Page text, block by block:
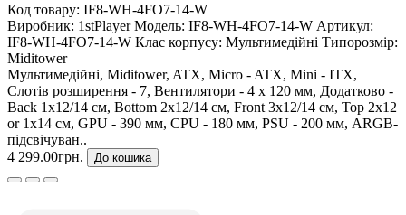
Код товару: IF8-WH-4FO7-14-W
Виробник: 1stPlayer Модель: IF8-WH-4FO7-14-W Артикул:
IF8-WH-4FO7-14-W Клас корпусу: Мультимедійні Типорозмір:
Miditower
Мультимедійні, Miditower, ATX, Micro - ATX, Mini - ITX,
Слотів розширення - 7, Вентилятори - 4 х 120 мм, Додатково -
Back 1x12/14 см, Bottom 2x12/14 см, Front 3x12/14 см, Top 2x12
or 1х14 см, GPU - 390 мм, CPU - 180 мм, PSU - 200 мм, ARGB-
підсвічуван..
4 299.00грн.
До кошика